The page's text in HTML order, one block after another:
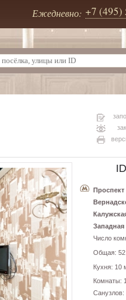
Ежедневно: +7 (495)
Проспект
Западная
Число
Общая:
Кухня: 10
Комнаты:
Санузлов: